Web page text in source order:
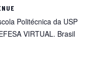
Politécnica da USP
VIRTUAL. Brasil